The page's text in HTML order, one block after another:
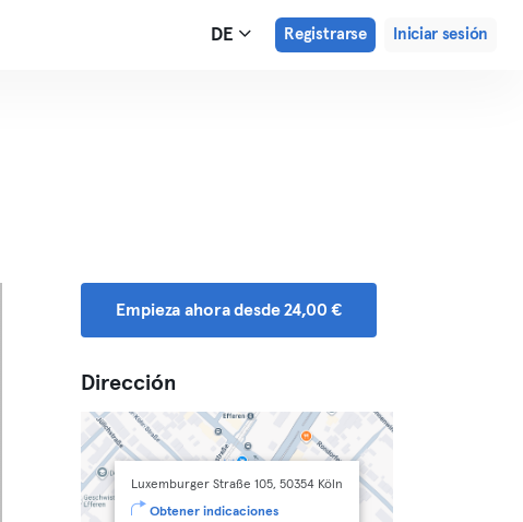
DE Registrarse Iniciar sesión
Empieza ahora desde 24,00 €
Dirección
Luxemburger Straße 105, 50354 Köln
Obtener indicaciones